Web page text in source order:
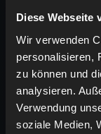
Diese Webseite
Wir verwenden
personalisieren,
zu können und
analysieren.
Verwendung
soziale Medien,
Modus: